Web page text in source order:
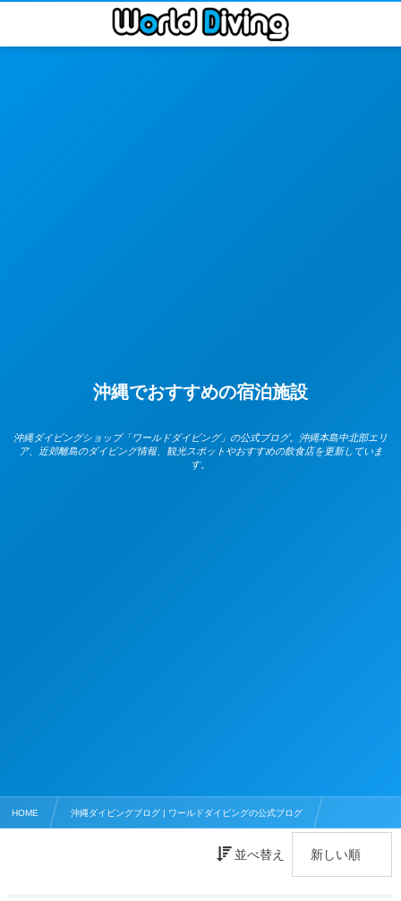
沖縄でおすすめの宿泊施設
沖縄ダイビングショップ「ワールドダイビング」の公式ブログ。沖縄本島中北部エリ
ア、近郊離島のダイビング情報、観光スポットやおすすめの飲食店を更新していま
す。
HOME 沖縄ダイビングブログ | ワールドダイビングの公式ブログ
並べ替え